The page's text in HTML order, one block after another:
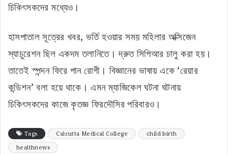
চিকিৎসকদের মধ্যেও।
হাসপাতাল সূত্রের খবর, ভর্তি হওয়ার সময় মহিলার অক্সিজেন
স্যাচুরেশন ছিল একদম তলানিতে। দ্রুত সিপিআর চালু করা হয়।
তাতেই স্পন্দন ফিরে পান রোগী। বিজ্ঞানের ভাষায় একে ‘রেয়ার
কন্ডিশন’ বলা হয়ে থাকে। এমন ম্যাজিকেল ঘটনা ঘটনায়
চিকিৎসকদের কাজে কৃতজ্ঞ ফিরদৌসির পরিবারও।
Tags Calcutta Medical College
child birth
healthnews